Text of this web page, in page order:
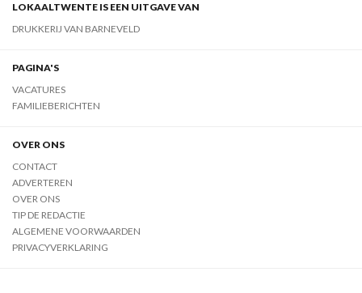
LOKAALTWENTE IS EEN UITGAVE VAN
DRUKKERIJ VAN BARNEVELD
PAGINA'S
VACATURES
FAMILIEBERICHTEN
OVER ONS
CONTACT
ADVERTEREN
OVER ONS
TIP DE REDACTIE
ALGEMENE VOORWAARDEN
PRIVACYVERKLARING